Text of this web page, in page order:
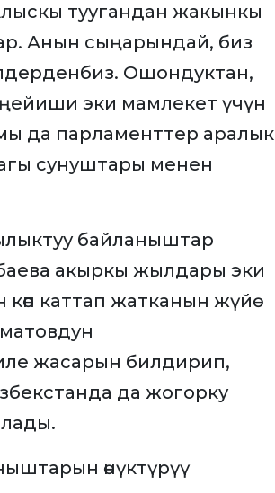
туугандан жакынкы
Анын сыңарындай, биз
Ошондуктан,
эки мамлекет үчүн
да парламенттер аралык
сунуштары менен
байланыштар
акыркы жылдары эки
каттап жатканын жүйө
жасарын билдирип,
да жогорку
өнүктүрүү